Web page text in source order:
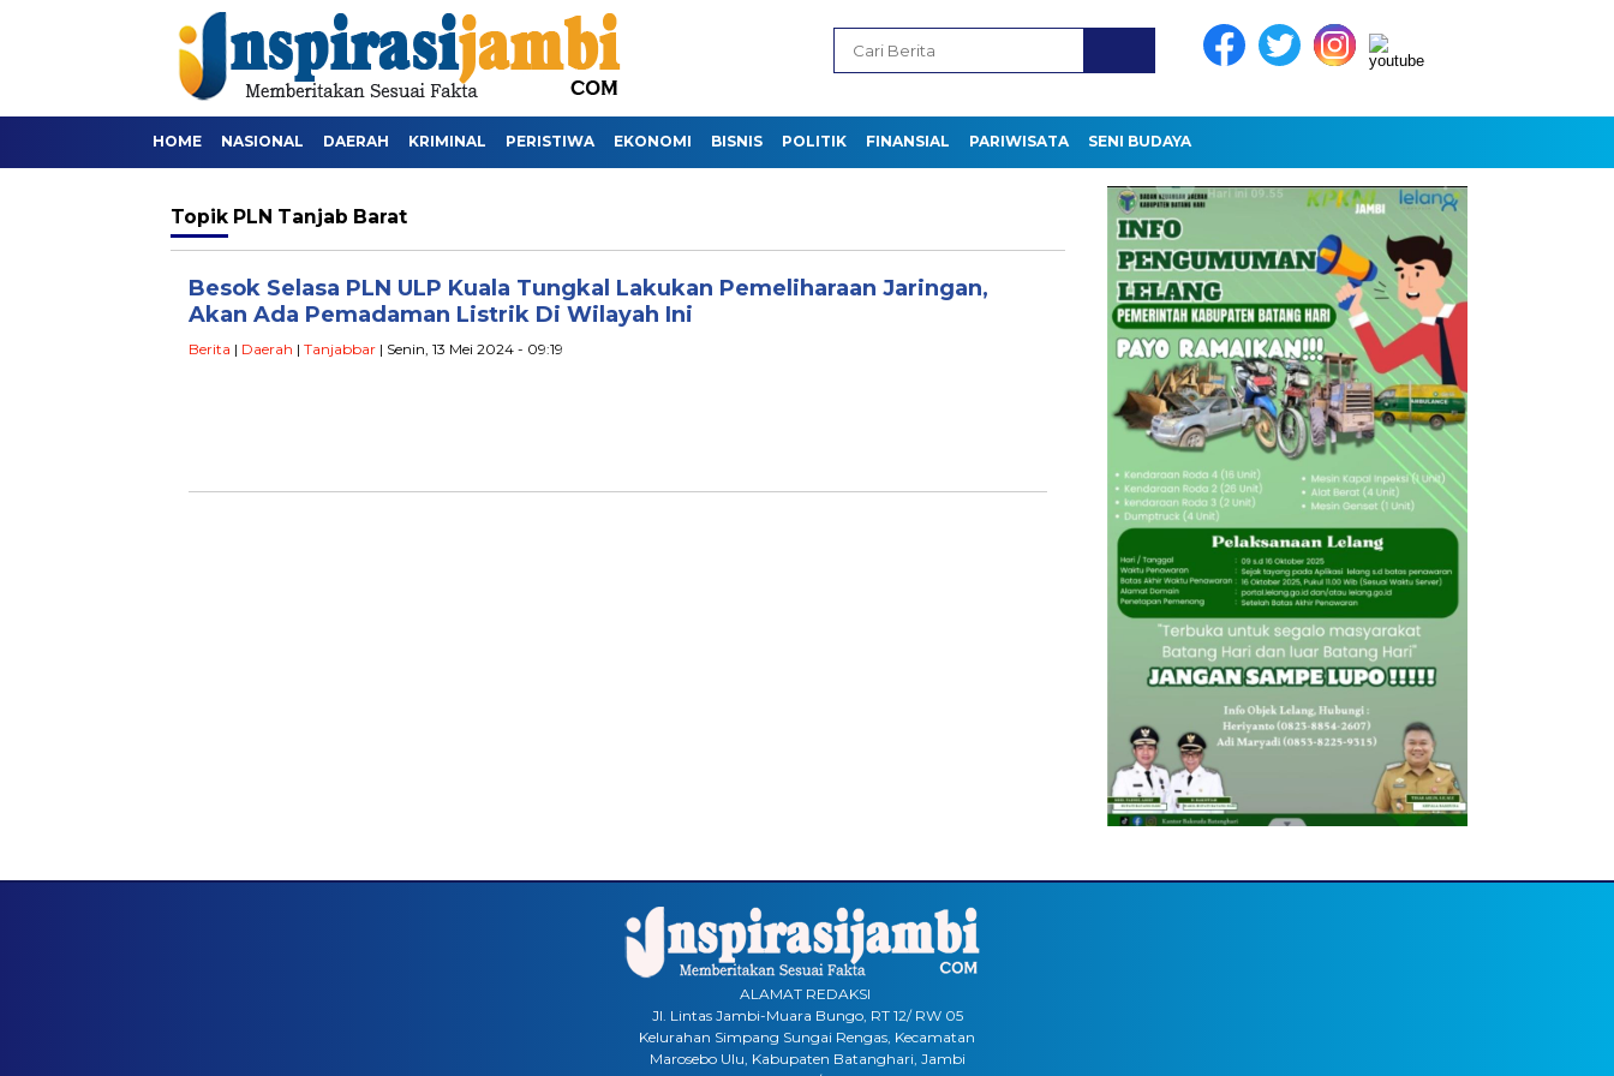
HOME NASIONAL DAERAH KRIMINAL PERISTIWA EKONOMI BISNIS POLITIK FINANSIAL PARIWISATA SENI BUDAYA
Topik PLN Tanjab Barat
Besok Selasa PLN ULP Kuala Tungkal Lakukan Pemeliharaan Jaringan,
Akan Ada Pemadaman Listrik Di Wilayah Ini
Berita | Daerah | Tanjabbar | Senin, 13 Mei 2024 - 09:19
ALAMAT REDAKSI
Jl. Lintas Jambi-Muara Bungo, RT 12/ RW 05
Kelurahan Simpang Sungai Rengas, Kecamatan
Marosebo Ulu, Kabupaten Batanghari, Jambi